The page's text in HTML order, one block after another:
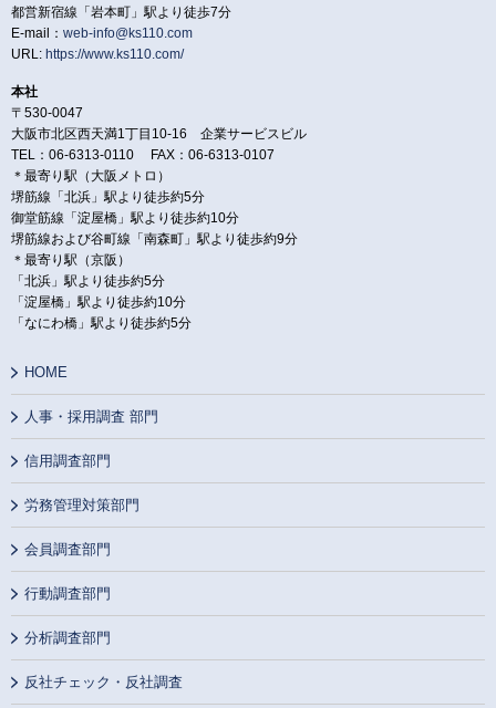
都営新宿線「岩本町」駅より徒歩7分
E-mail： web-info@ks110.com
URL: https://www.ks110.com/
本社
〒530-0047
大阪市北区西天満1丁目10-16 企業サービスビル
TEL：06-6313-0110 FAX：06-6313-0107
＊最寄り駅（大阪メトロ）
堺筋線「北浜」駅より徒歩約5分
御堂筋線「淀屋橋」駅より徒歩約10分
堺筋線および谷町線「南森町」駅より徒歩約9分
＊最寄り駅（京阪）
「北浜」駅より徒歩約5分
「淀屋橋」駅より徒歩約10分
「なにわ橋」駅より徒歩約5分
HOME
人事・採用調査 部門
信用調査部門
労務管理対策部門
会員調査部門
行動調査部門
分析調査部門
反社チェック・反社調査